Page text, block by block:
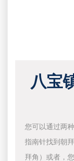
八宝
您可以通过两
指南针找到朝
拜角）或者，